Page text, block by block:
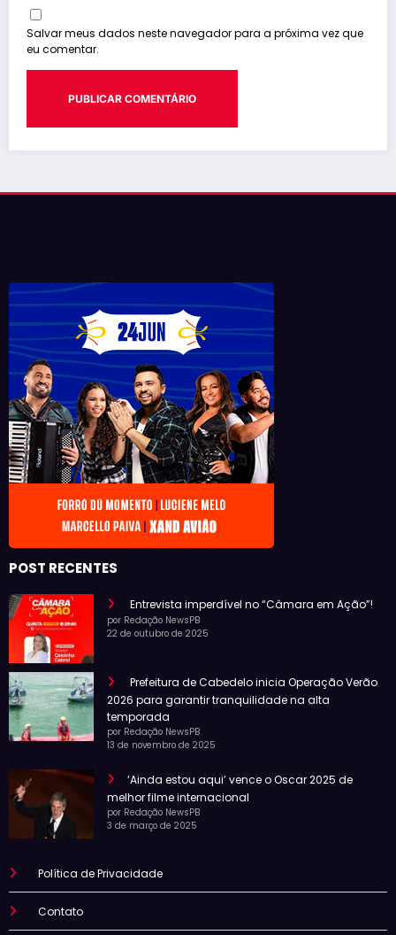
Salvar meus dados neste navegador para a próxima vez que
eu comentar.
POST RECENTES
Entrevista imperdível no “Câmara em Ação”!
por Redação NewsPB
22 de outubro de 2025
Prefeitura de Cabedelo inicia Operação Verão
2026 para garantir tranquilidade na alta
temporada
por Redação NewsPB
13 de novembro de 2025
‘Ainda estou aqui’ vence o Oscar 2025 de
melhor filme internacional
por Redação NewsPB
3 de março de 2025
Política de Privacidade
Contato